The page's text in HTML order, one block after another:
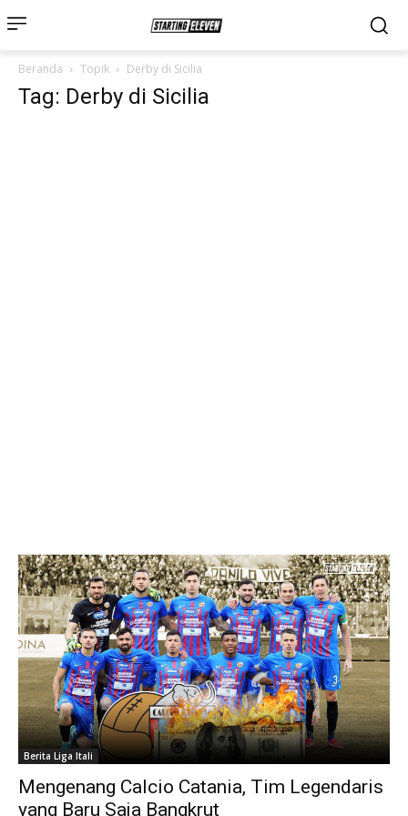
Beranda Topik Derby di Sicilia
Tag: Derby di Sicilia
Berita Liga Itali
Mengenang Calcio Catania, Tim Legendaris
yang Baru Saja Bangkrut